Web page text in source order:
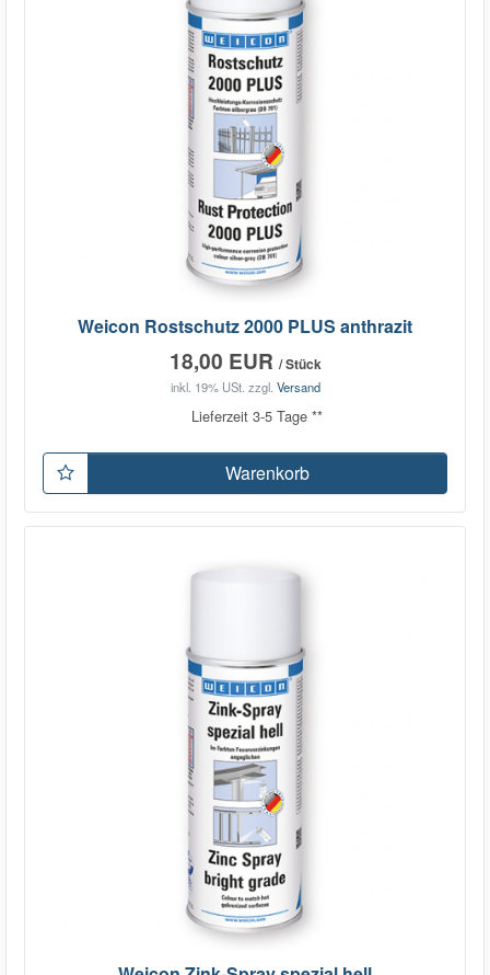
Weicon Rostschutz 2000 PLUS anthrazit
18,00 EUR / Stück
inkl. 19% USt. zzgl. Versand
Lieferzeit 3-5 Tage **
Warenkorb